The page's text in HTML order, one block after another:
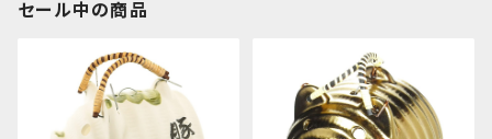
セール中の商品